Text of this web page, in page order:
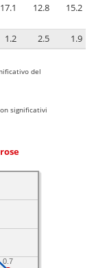
17.1 12.8 15.2
1.2 2.5 1.9
del
significativi
0.7